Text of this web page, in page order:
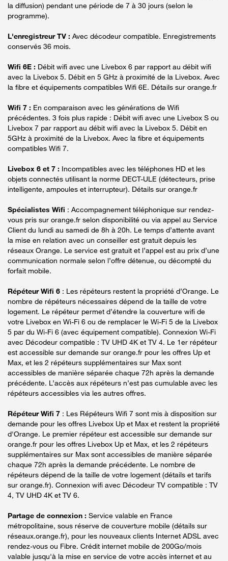
la diffusion) pendant une période de 7 à 30 jours (selon le
programme).
L'enregistreur TV : Avec décodeur compatible. Enregistrements
conservés 36 mois.
Wifi 6E : Débit wifi avec une Livebox 6 par rapport au débit wifi
avec la Livebox 5. Débit en 5 GHz à proximité de la Livebox. Avec
la fibre et équipements compatibles Wifi 6E. Détails sur orange.fr
Wifi 7 : En comparaison avec les générations de Wifi
précédentes. 3 fois plus rapide : Débit wifi avec une Livebox S ou
Livebox 7 par rapport au débit wifi avec la Livebox 5. Débit en
5GHz à proximité de la Livebox. Avec la fibre et équipements
compatibles Wifi 7.
Livebox 6 et 7 : Incompatibles avec les téléphones HD et les
objets connectés utilisant la norme DECT-ULE (détecteurs, prise
intelligente, ampoules et interrupteur). Détails sur orange.fr
Spécialistes Wifi : Accompagnement téléphonique sur rendez-
vous pris sur orange.fr selon disponibilité ou via appel au Service
Client du lundi au samedi de 8h à 20h. Le temps d’attente avant
la mise en relation avec un conseiller est gratuit depuis les
réseaux Orange. Le service est gratuit et l’appel est au prix d’une
communication normale selon l’offre détenue, ou décompté du
forfait mobile.
Répéteur Wifi 6 : Les répéteurs restent la propriété d’Orange. Le
nombre de répéteurs nécessaires dépend de la taille de votre
logement. Le répéteur permet d’étendre la couverture wifi de
votre Livebox en Wi-Fi 6 ou de remplacer le Wi-Fi 5 de la Livebox
5 par du Wi-Fi 6 (avec équipement compatible). Connexion Wi-Fi
avec Décodeur compatible : TV UHD 4K et TV 4. Le 1er répéteur
est accessible sur demande sur orange.fr pour les offres Up et
Max, et les 2 répéteurs supplémentaires sur Max sont
accessibles de manière séparée chaque 72h après la demande
précédente. L’accès aux répéteurs n’est pas cumulable avec les
répéteurs accessibles via les autres offres.
Répéteur Wifi 7 : Les Répéteurs Wifi 7 sont mis à disposition sur
demande pour les offres Livebox Up et Max et restent la propriété
d'Orange. Le premier répéteur est accessible sur demande sur
orange.fr pour les offres Livebox Up et Max, et les 2 répéteurs
supplémentaires sur Max sont accessibles de manière séparée
chaque 72h après la demande précédente. Le nombre de
répéteurs dépend de la taille de votre logement (détails et tarifs
sur orange.fr). Connexion wifi avec Décodeur TV compatible : TV
4, TV UHD 4K et TV 6.
Partage de connexion : Service valable en France
métropolitaine, sous réserve de couverture mobile (détails sur
réseaux.orange.fr), pour les nouveaux clients Internet ADSL avec
rendez-vous ou Fibre. Crédit internet mobile de 200Go/mois
valable jusqu'à la mise en service de votre accès internet et au